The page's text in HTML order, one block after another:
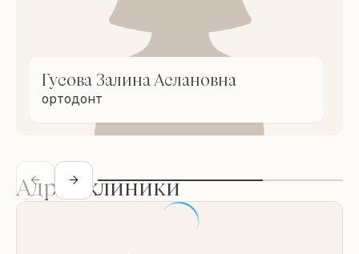
Гусова Залина Аслановна
ортодонт
Адрес клиники